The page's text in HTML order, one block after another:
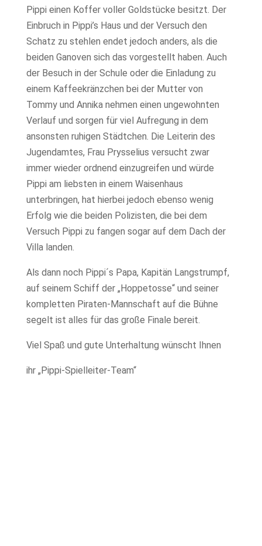
Pippi einen Koffer voller Goldstücke besitzt. Der
Einbruch in Pippi’s Haus und der Versuch den
Schatz zu stehlen endet jedoch anders, als die
beiden Ganoven sich das vorgestellt haben. Auch
der Besuch in der Schule oder die Einladung zu
einem Kaffeekränzchen bei der Mutter von
Tommy und Annika nehmen einen ungewohnten
Verlauf und sorgen für viel Aufregung in dem
ansonsten ruhigen Städtchen. Die Leiterin des
Jugendamtes, Frau Prysselius versucht zwar
immer wieder ordnend einzugreifen und würde
Pippi am liebsten in einem Waisenhaus
unterbringen, hat hierbei jedoch ebenso wenig
Erfolg wie die beiden Polizisten, die bei dem
Versuch Pippi zu fangen sogar auf dem Dach der
Villa landen.
Als dann noch Pippi´s Papa, Kapitän Langstrumpf,
auf seinem Schiff der „Hoppetosse“ und seiner
kompletten Piraten-Mannschaft auf die Bühne
segelt ist alles für das große Finale bereit.
Viel Spaß und gute Unterhaltung wünscht Ihnen
ihr „Pippi-Spielleiter-Team“